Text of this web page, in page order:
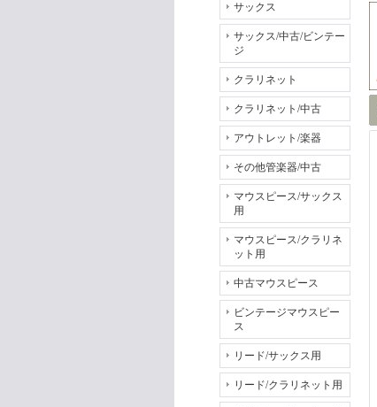
サックス
サックス/中古/ビンテー
ジ
クラリネット
クラリネット/中古
アウトレット/楽器
その他管楽器/中古
マウスピース/サックス
用
マウスピース/クラリネ
ット用
中古マウスピース
ビンテージマウスピー
ス
リード/サックス用
リード/クラリネット用